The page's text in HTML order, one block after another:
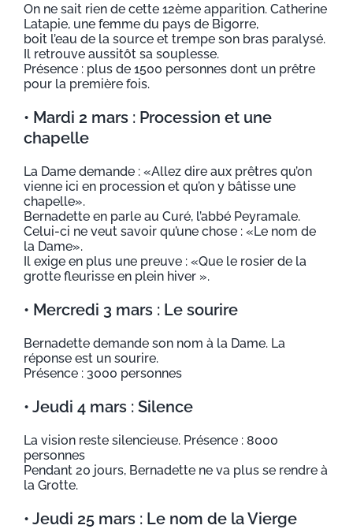
On ne sait rien de cette 12ème apparition. Catherine
Latapie, une femme du pays de Bigorre,
boit l’eau de la source et trempe son bras paralysé.
Il retrouve aussitôt sa souplesse.
Présence : plus de 1500 personnes dont un prêtre
pour la première fois.
• Mardi 2 mars : Procession et une
chapelle
La Dame demande : «Allez dire aux prêtres qu’on
vienne ici en procession et qu’on y bâtisse une
chapelle».
Bernadette en parle au Curé, l’abbé Peyramale.
Celui-ci ne veut savoir qu’une chose : «Le nom de
la Dame».
Il exige en plus une preuve : «Que le rosier de la
grotte fleurisse en plein hiver ».
• Mercredi 3 mars : Le sourire
Bernadette demande son nom à la Dame. La
réponse est un sourire.
Présence : 3000 personnes
• Jeudi 4 mars : Silence
La vision reste silencieuse. Présence : 8000
personnes
Pendant 20 jours, Bernadette ne va plus se rendre à
la Grotte.
• Jeudi 25 mars : Le nom de la Vierge